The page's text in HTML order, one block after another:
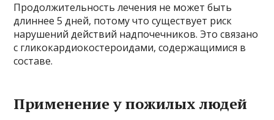
Продолжительность лечения не может быть
длиннее 5 дней, потому что существует риск
нарушений действий надпочечников. Это связано
с гликокардиокостероидами, содержащимися в
составе.
Применение у пожилых людей